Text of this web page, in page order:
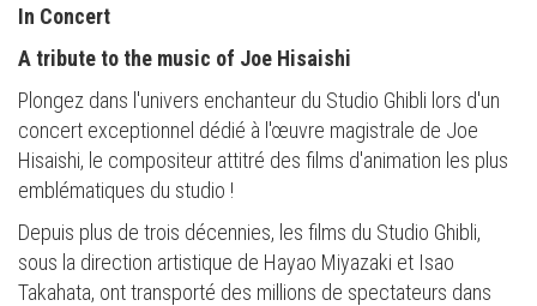
In Concert
A tribute to the music of Joe Hisaishi
Plongez dans l'univers enchanteur du Studio Ghibli lors d'un
concert exceptionnel dédié à l'œuvre magistrale de Joe
Hisaishi, le compositeur attitré des films d'animation les plus
emblématiques du studio !
Depuis plus de trois décennies, les films du Studio Ghibli,
sous la direction artistique de Hayao Miyazaki et Isao
Takahata, ont transporté des millions de spectateurs dans